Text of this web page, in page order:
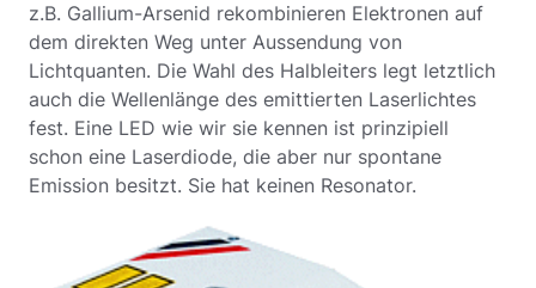
z.B. Gallium-Arsenid rekombinieren Elektronen auf
dem direkten Weg unter Aussendung von
Lichtquanten. Die Wahl des Halbleiters legt letztlich
auch die Wellenlänge des emittierten Laserlichtes
fest. Eine LED wie wir sie kennen ist prinzipiell
schon eine Laserdiode, die aber nur spontane
Emission besitzt. Sie hat keinen Resonator.